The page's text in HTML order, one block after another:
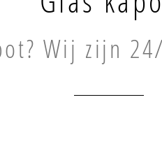
Wij zijn